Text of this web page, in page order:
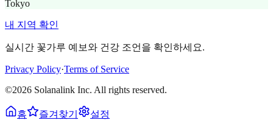
Tokyo
내 지역 확인
실시간 꽃가루 예보와 건강 조언을 확인하세요.
Privacy Policy·Terms of Service
©2026 Solanalink Inc. All rights reserved.
홈 즐겨찾기 설정